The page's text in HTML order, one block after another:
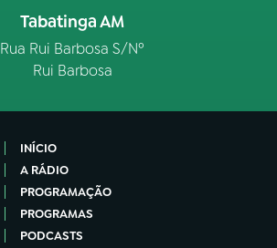
Tabatinga AM
Rua Rui Barbosa S/Nº
Rui Barbosa
INÍCIO
A RÁDIO
PROGRAMAÇÃO
PROGRAMAS
PODCASTS